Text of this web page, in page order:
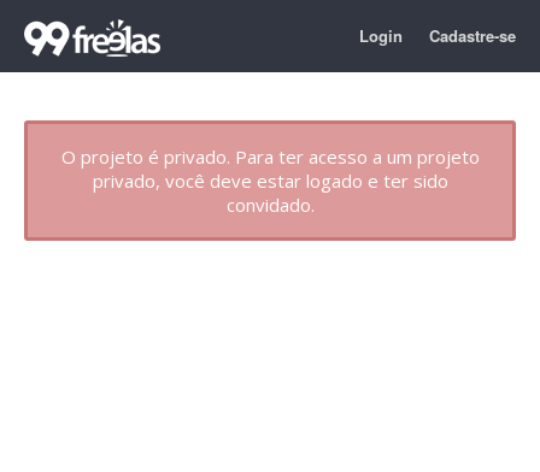
Login Cadastre-se
O projeto é privado. Para ter acesso a um projeto
privado, você deve estar logado e ter sido
convidado.